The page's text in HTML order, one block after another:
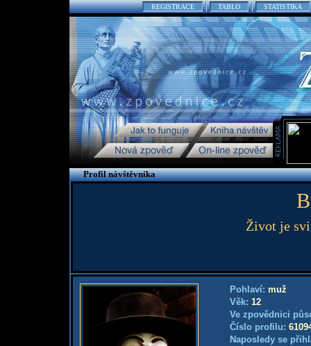
REGISTRACE TABLO STATISTIKA
Profil návštěvníka
Život je
Pohlaví: muž
Věk: 12
Ve zpovědnici
Číslo profilu:
Naposledy se